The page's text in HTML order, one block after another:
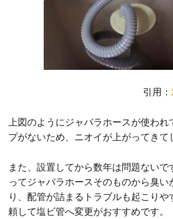
引用：
上図のようにジャバラホースが使わ
プがないため、ニオイが上がってきて
また、設置してから数年は問題ないで
ってジャバラホースそのものから臭い
り、配管が詰まるトラブルも起こりや
頼して塩ビ管へ変更がおすすめです。